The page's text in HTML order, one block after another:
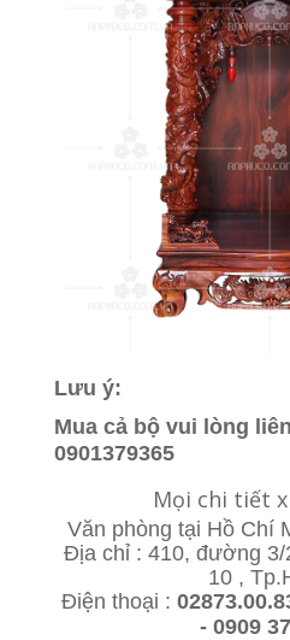
Lưu ý:
Mua cả bộ vui lòng
0901379365
Mọi chi tiết
Văn phòng tại Hồ Chí
Địa chỉ : 410, đường
10 ,
Điện thoại :
- 0909